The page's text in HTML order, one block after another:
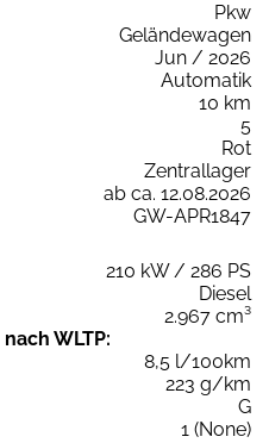
Pkw
Geländewagen
Jun / 2026
Automatik
10 km
5
Rot
Zentrallager
ab ca. 12.08.2026
GW-APR1847
210 kW / 286 PS
Diesel
2.967 cm³
WLTP:
8,5 l/100km
223 g/km
G
1 (None)